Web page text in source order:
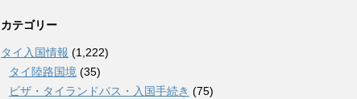
カテゴリー
タイ入国情報 (1,222)
タイ陸路国境 (35)
ビザ・タイランドパス・入国手続き (75)